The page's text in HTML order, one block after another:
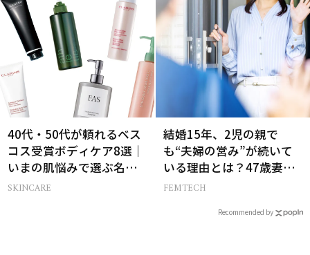
40代・50代が頼れるベス
コス受賞ボディケア8選｜
いまの肌悩みで選ぶ名品
まとめ
SKINCARE
結婚15年、2児の親で
も“夫婦の営み”が続いて
いる理由とは？47歳妻が
実践する【レスにならな
FEMTECH
Recommended by